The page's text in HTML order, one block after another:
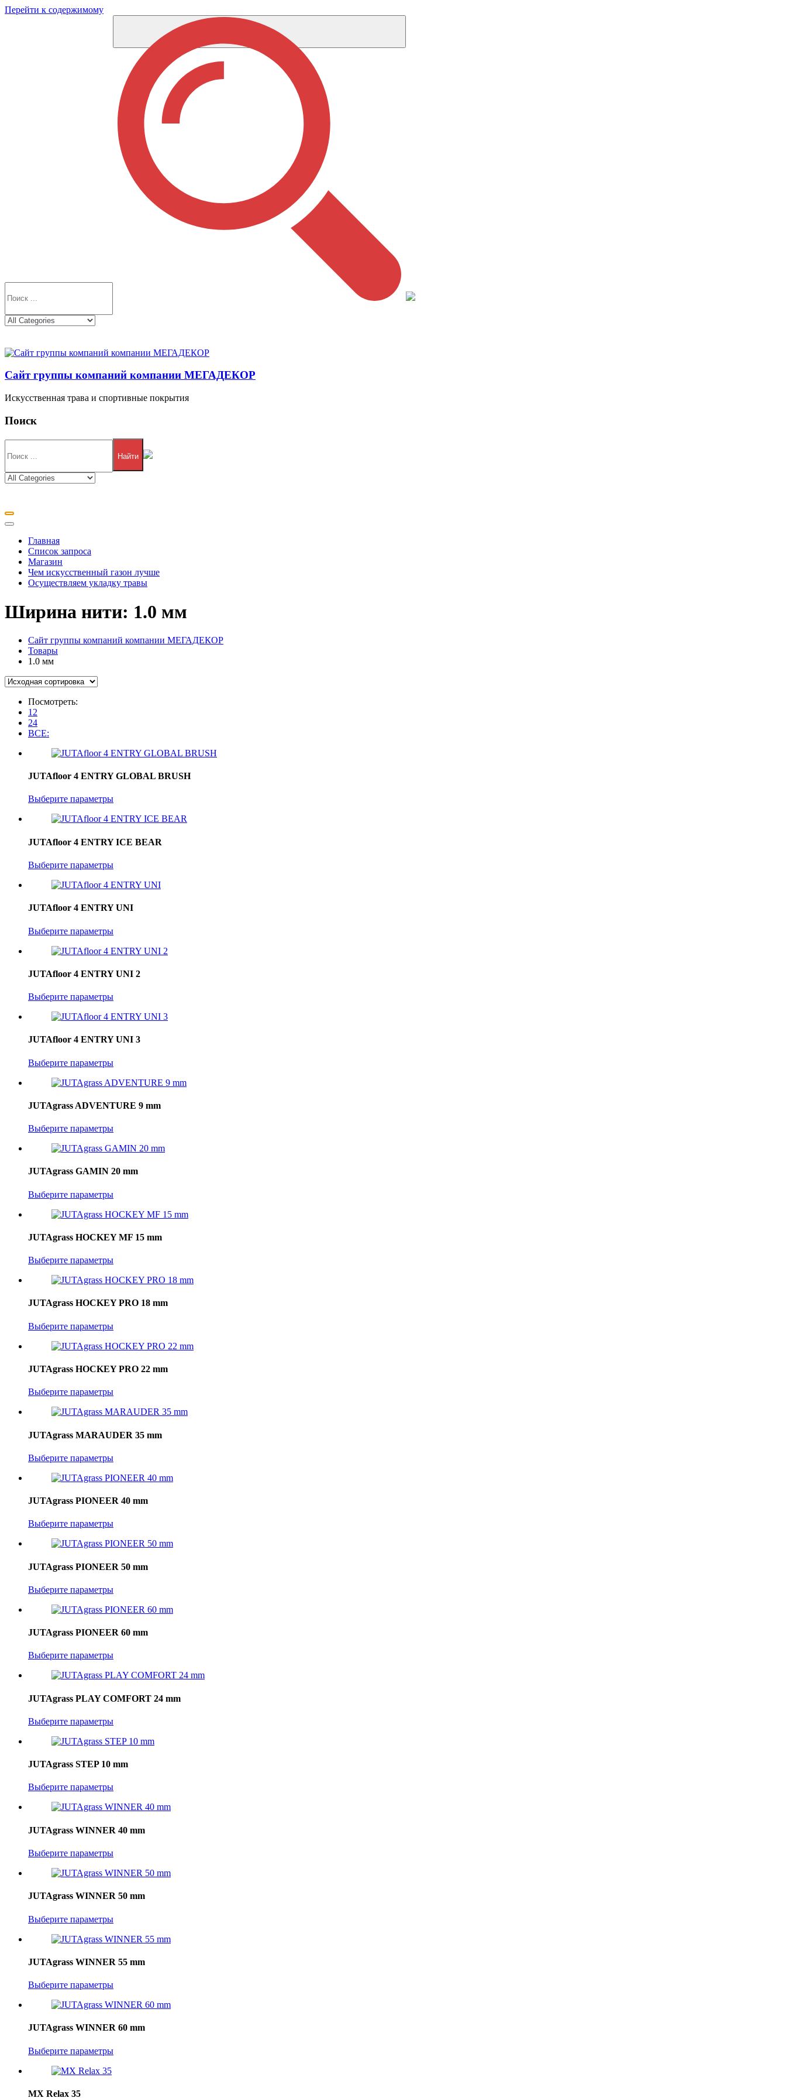
Перейти к содержимому
Сайт группы компаний компании МЕГАДЕКОР
Искусственная трава и спортивные покрытия
Поиск
Найти
Главная
Список запроса
Магазин
Чем искусственный газон лучше
Осуществляем укладку травы
Ширина нити: 1.0 мм
Сайт группы компаний компании МЕГАДЕКОР
Товары
1.0 мм
Посмотреть:
12
24
ВСЕ:
JUTAfloor 4 ENTRY GLOBAL BRUSH
Выберите параметры
JUTAfloor 4 ENTRY ICE BEAR
Выберите параметры
JUTAfloor 4 ENTRY UNI
Выберите параметры
JUTAfloor 4 ENTRY UNI 2
Выберите параметры
JUTAfloor 4 ENTRY UNI 3
Выберите параметры
JUTAgrass ADVENTURE 9 mm
Выберите параметры
JUTAgrass GAMIN 20 mm
Выберите параметры
JUTAgrass HOCKEY MF 15 mm
Выберите параметры
JUTAgrass HOCKEY PRO 18 mm
Выберите параметры
JUTAgrass HOCKEY PRO 22 mm
Выберите параметры
JUTAgrass MARAUDER 35 mm
Выберите параметры
JUTAgrass PIONEER 40 mm
Выберите параметры
JUTAgrass PIONEER 50 mm
Выберите параметры
JUTAgrass PIONEER 60 mm
Выберите параметры
JUTAgrass PLAY COMFORT 24 mm
Выберите параметры
JUTAgrass STEP 10 mm
Выберите параметры
JUTAgrass WINNER 40 mm
Выберите параметры
JUTAgrass WINNER 50 mm
Выберите параметры
JUTAgrass WINNER 55 mm
Выберите параметры
JUTAgrass WINNER 60 mm
Выберите параметры
MX Relax 35